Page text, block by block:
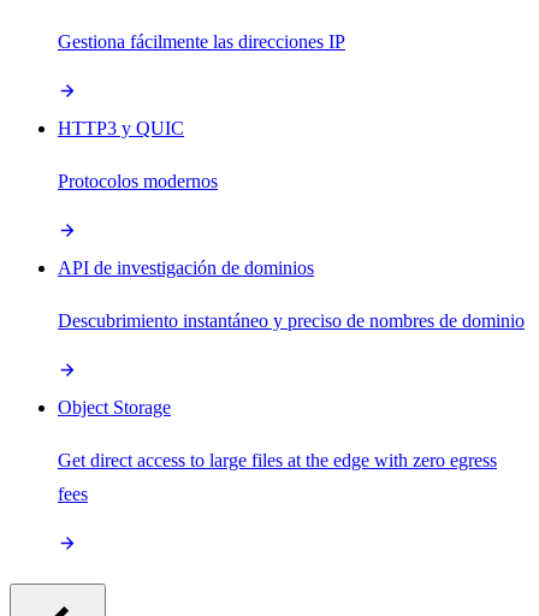
Gestiona fácilmente las direcciones IP
HTTP3 y QUIC
Protocolos modernos
API de investigación de dominios
Descubrimiento instantáneo y preciso de nombres de dominio
Object Storage
Get direct access to large files at the edge with zero egress
fees